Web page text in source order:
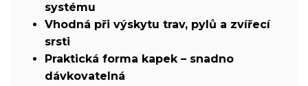
systému
Vhodná při výskytu trav, pylů a zvířecí
srsti
Praktická forma kapek – snadno
dávkovatelná